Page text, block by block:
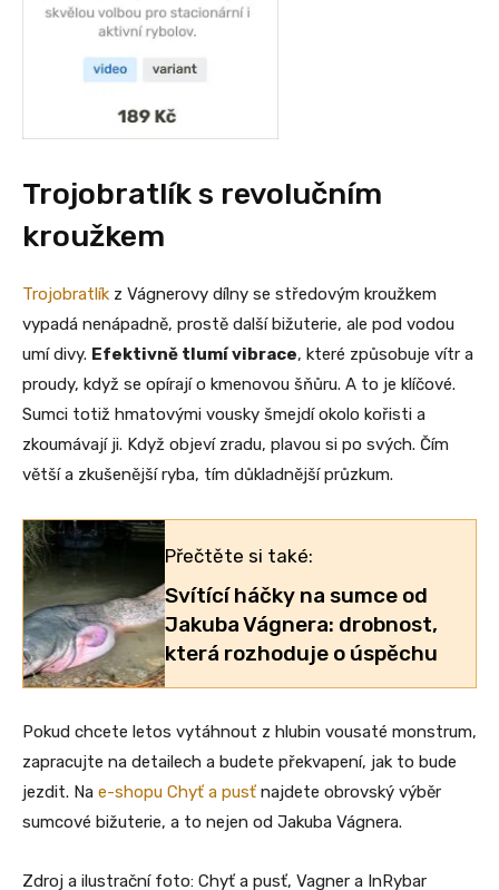
Trojobratlík s revolučním
kroužkem
Trojobratlík z Vágnerovy dílny se středovým kroužkem
vypadá nenápadně, prostě další bižuterie, ale pod vodou
umí divy. Efektivně tlumí vibrace, které způsobuje vítr a
proudy, když se opírají o kmenovou šňůru. A to je klíčové.
Sumci totiž hmatovými vousky šmejdí okolo kořisti a
zkoumávají ji. Když objeví zradu, plavou si po svých. Čím
větší a zkušenější ryba, tím důkladnější průzkum.
Přečtěte si také:
Svítící háčky na sumce od
Jakuba Vágnera: drobnost,
která rozhoduje o úspěchu
Pokud chcete letos vytáhnout z hlubin vousaté monstrum,
zapracujte na detailech a budete překvapení, jak to bude
jezdit. Na e-shopu Chyť a pusť najdete obrovský výběr
sumcové bižuterie, a to nejen od Jakuba Vágnera.
Zdroj a ilustrační foto: Chyť a pusť, Vagner a InRybar